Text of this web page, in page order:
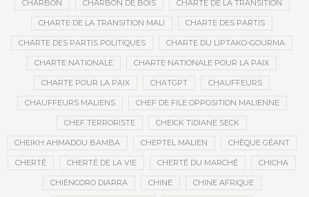
CHARBON CHARBON DE BOIS CHARTE DE LA TRANSITION
CHARTE DE LA TRANSITION MALI CHARTE DES PARTIS
CHARTE DES PARTIS POLITIQUES CHARTE DU LIPTAKO-GOURMA
CHARTE NATIONALE CHARTE NATIONALE POUR LA PAIX
CHARTE POUR LA PAIX CHATGPT CHAUFFEURS
CHAUFFEURS MALIENS CHEF DE FILE OPPOSITION MALIENNE
CHEF TERRORISTE CHEICK TIDIANE SECK
CHEIKH AHMADOU BAMBA CHEPTEL MALIEN CHÈQUE GÉANT
CHERTÉ CHERTÉ DE LA VIE CHERTÉ DU MARCHÉ CHICHA
CHIENCORO DIARRA CHINE CHINE AFRIQUE